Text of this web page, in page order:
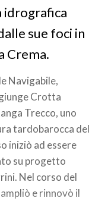
idrografica
sue foci in
Crema.
Navigabile,
Crotta
Trecco, uno
tardobarocca del
iniziò ad essere
su progetto
Nel corso del
e rinnovò il